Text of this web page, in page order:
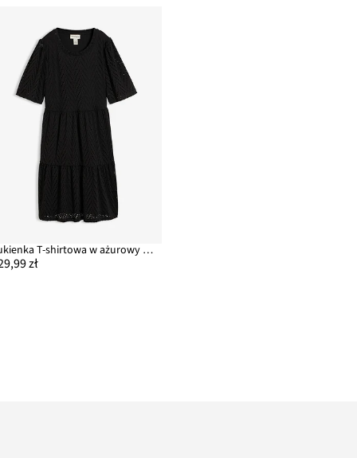
Sukienka T-shirtowa w ażurowy wzór z krepy strukturalnej
zł